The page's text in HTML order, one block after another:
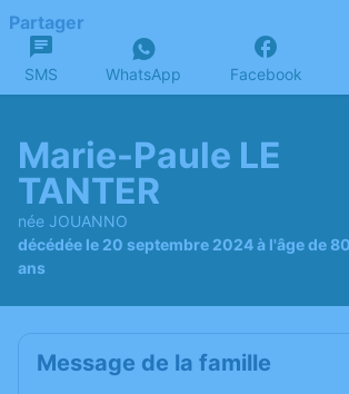
Partager
SMS WhatsApp Facebook
Marie-Paule LE
TANTER
née JOUANNO
décédée le 20 septembre 2024 à l'âge de 80
ans
Message de la famille